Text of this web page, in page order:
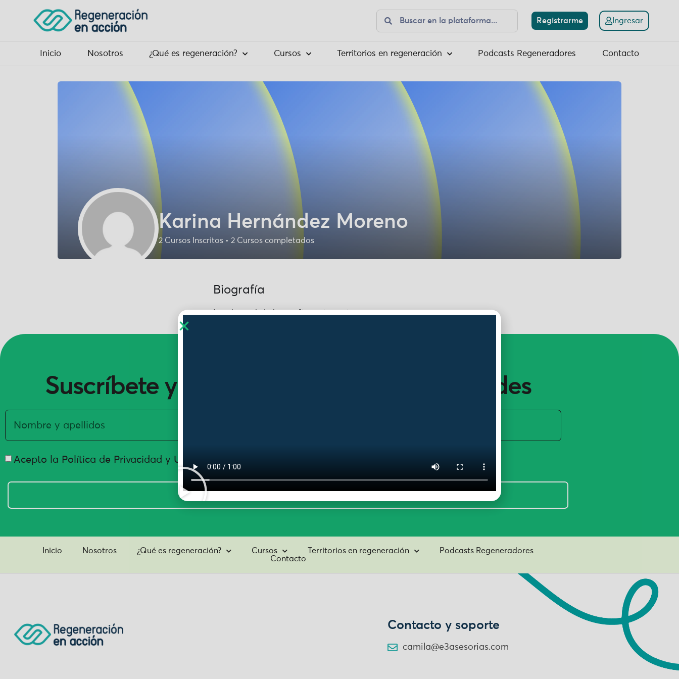
Registrarme Ingresar
Inicio Nosotros ¿Qué es regeneración? Cursos Territorios en regeneración Podcasts Regeneradores Contacto
Karina Hernández Moreno
2 Cursos Inscritos • 2 Cursos completados
Biografía
Los datos de la biografía están vacíos
Suscríbete y entérate de nuestras novedades
Acepto la Política de Privacidad y Uso de Datos
Inicio Nosotros ¿Qué es regeneración? Cursos Territorios en regeneración
Podcasts Regeneradores
Contacto
Contacto y soporte
camila@e3asesorias.com